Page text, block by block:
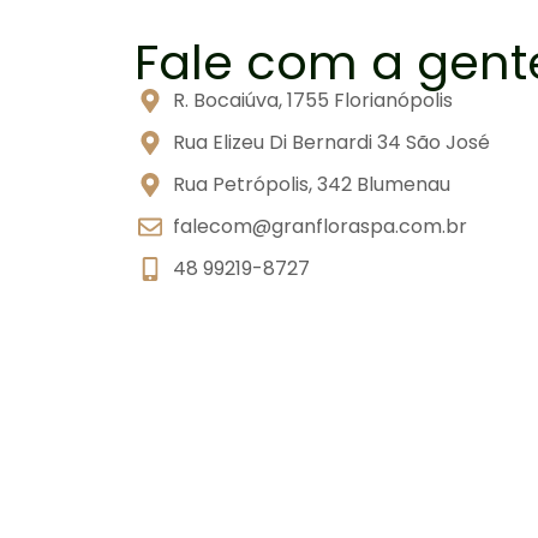
Fale com a
R. Bocaiúva, 1755 Florianópolis
Rua Elizeu Di Bernardi 34 São José
Rua Petrópolis, 342 Blumenau
falecom@granfloraspa.com.br
48 99219-8727